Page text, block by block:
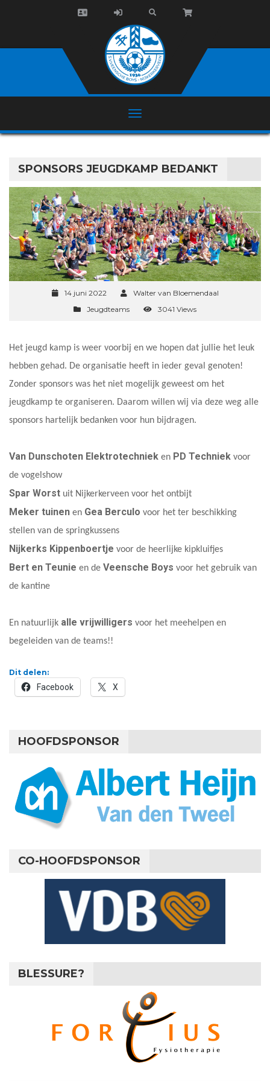
SPONSORS JEUGDKAMP BEDANKT
14 juni 2022
Walter van Bloemendaal
Jeugdteams
3041 Views
Het jeugd kamp is weer voorbij en we hopen dat jullie het leuk
hebben gehad. De organisatie heeft in ieder geval genoten!
Zonder sponsors was het niet mogelijk geweest om het
jeugdkamp te organiseren. Daarom willen wij via deze weg alle
sponsors hartelijk bedanken voor hun bijdragen.
Van Dunschoten Elektrotechniek en PD Techniek voor
de vogelshow
Spar Worst uit Nijkerkerveen voor het ontbijt
Meker tuinen en Gea Berculo voor het ter beschikking
stellen van de springkussens
Nijkerks Kippenboertje voor de heerlijke kipkluifjes
Bert en Teunie en de Veensche Boys voor het gebruik van
de kantine
En natuurlijk alle vrijwilligers voor het meehelpen en
begeleiden van de teams!!
Dit delen:
Facebook X
HOOFDSPONSOR
CO-HOOFDSPONSOR
BLESSURE?